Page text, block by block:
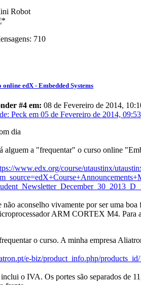
Robot
710
online edX - Embedded Systems
#4 em: 08 de Fevereiro de 2014,
Peck em 05 de Fevereiro de 2014, 09:53
dia
alguem a "frequentar" o curso online
www.edx.org/course/utaustinx/
não aconselho vivamente por ser uma
ARM CORTEX M4. Para
o curso. A minha empresa
e-biz/product_info.php/
o IVA. Os portes são separados de